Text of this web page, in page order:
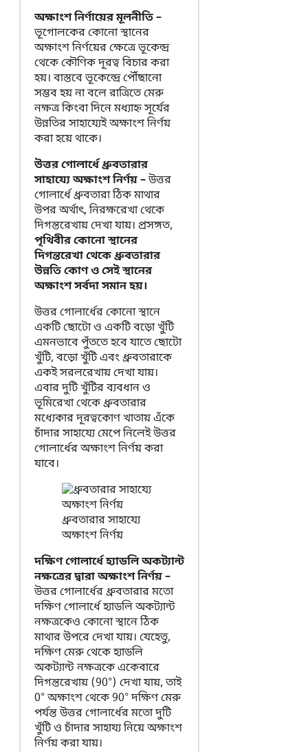
অক্ষাংশ নির্ণায়ের মূলনীতি –
ভূগোলকের কোনো স্থানের
অক্ষাংশ নির্ণয়ের ক্ষেত্রে ভূকেন্দ্র
থেকে কৌণিক দূরত্ব বিচার করা
হয়। বাস্তবে ভূকেন্দ্রে পৌঁছানো
সম্ভব হয় না বলে রাত্রিতে মেরু
নক্ষত্র কিংবা দিনে মধ্যাহ্ন সূর্যের
উন্নতির সাহায্যেই অক্ষাংশ নির্ণয়
করা হয়ে থাকে।
উত্তর গোলার্ধে ধ্রুবতারার
সাহায্যে অক্ষাংশ নির্ণয় –উত্তর
গোলার্ধে ধ্রুবতারা ঠিক মাথার
উপর অর্থাৎ, নিরক্ষরেখা থেকে
দিগন্তরেখায় দেখা যায়। প্রসঙ্গত,
পৃথিবীর কোনো স্থানের
দিগন্তরেখা থেকে ধ্রুবতারার
উন্নতি কোণ ও সেই স্থানের
অক্ষাংশ সর্বদা সমান হয়।
উত্তর গোলার্ধের কোনো স্থানে
একটি ছোটো ও একটি বড়ো খুঁটি
এমনভাবে পুঁততে হবে যাতে ছোটো
খুঁটি, বড়ো খুঁটি এবং ধ্রুবতারাকে
একই সরলরেখায় দেখা যায়।
এবার দুটি খুঁটির ব্যবধান ও
ভূমিরেখা থেকে ধ্রুবতারার
মধ্যেকার দূরত্বকোণ খাতায় এঁকে
চাঁদার সাহায্যে মেপে নিলেই উত্তর
গোলার্ধের অক্ষাংশ নির্ণয় করা
যাবে।
ধ্রুবতারার সাহায্যে
অক্ষাংশ নির্ণয়
দক্ষিণ গোলার্ধে হ্যাডলি অকট্যান্ট
নক্ষত্রের দ্বারা অক্ষাংশ নির্ণয় –
উত্তর গোলার্ধের ধ্রুবতারার মতো
দক্ষিণ গোলার্ধে হ্যাডলি অকট্যান্ট
নক্ষত্রকেও কোনো স্থানে ঠিক
মাথার উপরে দেখা যায়। যেহেতু,
দক্ষিণ মেরু থেকে হ্যাডলি
অকট্যান্ট নক্ষত্রকে একেবারে
দিগন্তরেখায় (90°) দেখা যায়, তাই
0° অক্ষাংশ থেকে 90° দক্ষিণ মেরু
পর্যন্ত উত্তর গোলার্ধের মতো দুটি
খুঁটি ও চাঁদার সাহায্য নিয়ে অক্ষাংশ
নির্ণয় করা যায়।